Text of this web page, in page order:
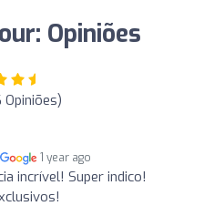
Opiniões
Opiniões)
1 year ago
incrível! Super indico!